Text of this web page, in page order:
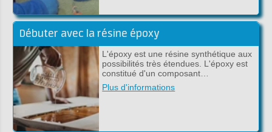
Débuter avec la résine époxy
L'époxy est une résine synthétique aux
possibilités très étendues. L'époxy est
constitué d'un composant…
Plus d'informations